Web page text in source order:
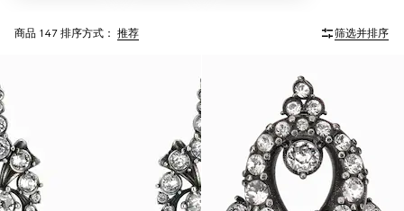
商品 147 排序方式： 推荐 筛选并排序